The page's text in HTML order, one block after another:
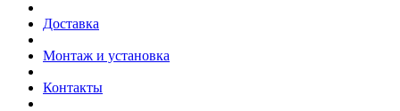
Доставка
Монтаж и установка
Контакты